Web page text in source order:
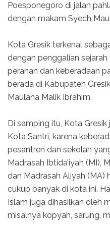
Poesponegoro di jalan
dengan makam Syech
Kota Gresik terkenal
dengan penggalian
peranan dan keberadaan
berada di Kabupaten
Maulana Malik Ibrahim.
Di samping itu, Kota
Kota Santri, karena
pesantren dan sekolah
Madrasah Ibtida’iyah (MI),
dan Madrasah Aliyah (MA)
cukup banyak di kota ini.
Islam juga dihasilkan oleh
misalnya kopyah, sarung,